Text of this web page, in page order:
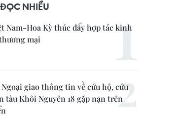
ĐỌC NHIỀU
Nam-Hoa Kỳ thúc đẩy hợp tác kinh
mại
Ngoại giao thông tin về cứu hộ, cứu
tàu Khôi Nguyên 18 gặp nạn trên